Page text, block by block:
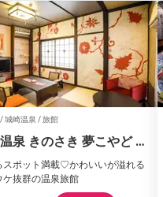
城崎温泉 / 旅館
泉 きのさき 夢こやど 天
スポット満載♡かわいいが溢れる
ケ抜群の温泉旅館